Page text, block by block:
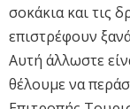
σοκάκια και τις
επιστρέφουν ξανά
Αυτή άλλωστε
θέλουμε να